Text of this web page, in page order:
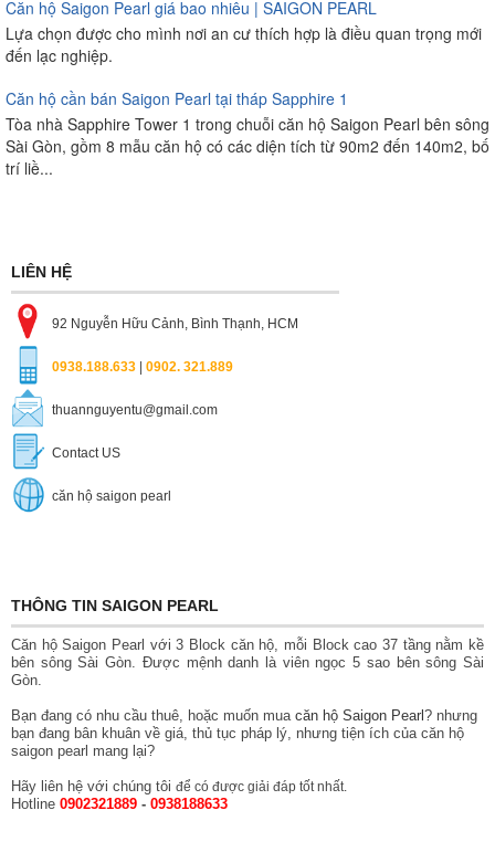
Căn hộ Saigon Pearl giá bao nhiêu | SAIGON PEARL
Lựa chọn được cho mình nơi an cư thích hợp là điều quan trọng mới
đến lạc nghiệp.
Căn hộ cần bán Saigon Pearl tại tháp Sapphire 1
Tòa nhà Sapphire Tower 1 trong chuỗi căn hộ Saigon Pearl bên sông
Sài Gòn, gồm 8 mẫu căn hộ có các diện tích từ 90m2 đến 140m2, bố
trí liề...
LIÊN HỆ
92 Nguyễn Hữu Cảnh, Bình Thạnh, HCM
0938.188.633 0902. 321.889
thuannguyentu@gmail.com
Contact US
căn hộ saigon pearl
THÔNG TIN SAIGON PEARL
Căn hộ Saigon Pearl với 3 Block căn hộ, mỗi Block cao 37 tầng nằm kề
bên sông Sài Gòn. Được mệnh danh là viên ngọc 5 sao bên sông Sài
Gòn.
Bạn đang có nhu cầu thuê, hoặc muốn mua căn hộ Saigon Pearl ? nhưng
bạn đang bân khuân về giá, thủ tục pháp lý, nhưng tiện ích của căn hộ
saigon pearl mang lại?
Hãy liên hệ với chúng tôi để có được giải đáp tốt nhất.
Hotline 0902321889 - 0938188633